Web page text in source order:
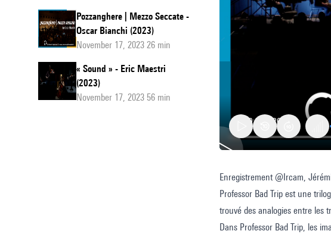
Pozzanghere | Mezzo Seccate -
Oscar Bianchi (2023)
November 17, 2023 26 min
« Sound » - Eric Maestri
(2023)
November 17, 2023 56 min
Professor
Bad
Trip:
Lesson
Enregistrement @Ircam,
Professor Bad Trip est une
trouvé des analogies entre les
Dans Professor Bad Trip, les